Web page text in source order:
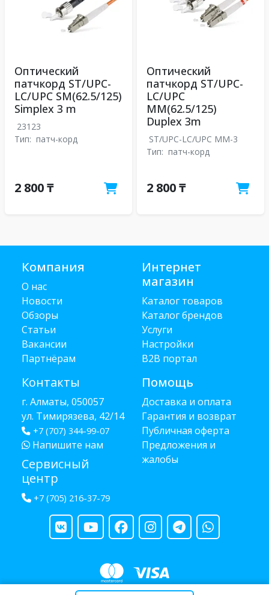
Оптический
патчкорд ST/UPC-
LC/UPC SM(62.5/125)
Simplex 3 m
23123
Тип: патч-корд
2 800 ₸
Оптический
патчкорд ST/UPC-
LC/UPC
MM(62.5/125)
Duplex 3m
ST/UPC-LC/UPC MM-3
Тип: патч-корд
2 800 ₸
Компания
О нас
Новости
Обзоры
Статьи
Вакансии
Партнёрам
Контакты
г. Алматы, 050057
ул. Тимирязева, 42/14
+7 (707) 344-99-07
Напишите нам
Сервисный
центр
+7 (705) 216-37-79
Интернет
магазин
Каталог товаров
Каталог брендов
Услуги
Настройки
B2B портал
Помощь
Доставка и оплата
Гарантия и возврат
Публичная оферта
Предложения и
жалобы